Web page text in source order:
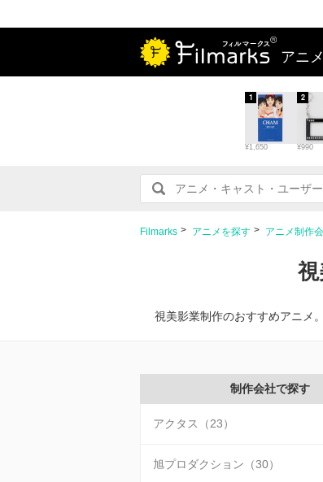
アニメ
¥1,650
1
¥990
2
Filmarks アニメを探す アニメ制作
視美影業制作のおすすめアニメ
制作会社で探す
アクタス（23）
旭プロダクション（30）